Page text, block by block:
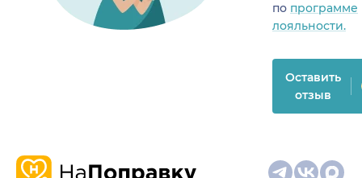
по программе
лояльности.
Оставить
отзыв